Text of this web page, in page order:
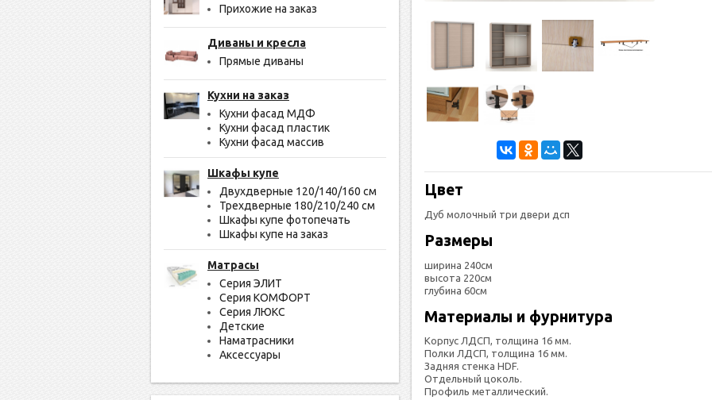
Прихожие на заказ
Диваны и кресла
Прямые диваны
Кухни на заказ
Кухни фасад МДФ
Кухни фасад пластик
Кухни фасад массив
Шкафы купе
Двухдверные 120/140/160 см
Трехдверные 180/210/240 см
Шкафы купе фотопечать
Шкафы купе на заказ
Матрасы
Серия ЭЛИТ
Серия КОМФОРТ
Серия ЛЮКС
Детские
Наматрасники
Аксессуары
Цвет
Дуб молочный три двери дсп
Размеры
ширина 240см
высота 220см
глубина 60см
Материалы и фурнитура
Корпус ЛДСП, толщина 16 мм.
Полки ЛДСП, толщина 16 мм.
Задняя стенка HDF.
Отдельный цоколь.
Профиль металлический.